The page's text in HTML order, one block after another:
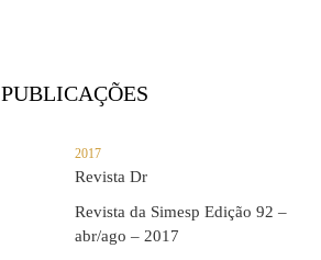
PUBLICAÇÕES
2017
Revista Dr
Revista da Simesp Edição 92 –
abr/ago – 2017